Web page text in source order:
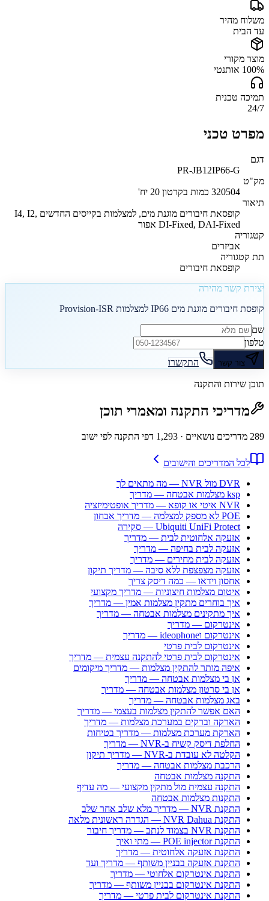
משלוח מהיר
עד הבית
מוצר מקורי
100% אותנטי
תמיכה טכנית
24/7
מפרט טכני
דגם
PR-JB12IP66-G
מק"ט
320504 כמות בקרטון 20 יח'
תיאור
קופסאת חיבורים מוגנת מים, למצלמות בקייסים החדשים I4, I2,
DI-Fixed, DAI-Fixed אפור
קטגוריה
אביזרים
תת קטגוריה
קופסאת חיבורים
יצירת קשר מהירה
קופסת חיבורים מוגנת מים IP66 למצלמות Provision-ISR
שם
טלפון
צור קשר התקשרו
תוכן שירות והתקנה
מדריכי התקנה ומאמרי תוכן
289 מדריכים נושאיים · 1,293 דפי התקנה לפי ישוב
לכל המדריכים והישובים
DVR מול NVR — מה מתאים לך
ksp מצלמות אבטחה — מדריך
NVR איטי או קופא — מדריך אופטימיזציה
POE לא מספק למצלמה — מדריך אבחון
Ubiquiti UniFi Protect — סקירה
אזעקה אלחוטית לבית — מדריך
אזעקה לבית בחיפה — מדריך
אזעקה לבית מחירים — מדריך
אזעקה מצפצפת ללא סיבה — מדריך תיקון
אחסון וידאו — כמה דיסק צריך
איטום מצלמות חיצוניות — מדריך מקצועי
איך בוחרים מתקין מצלמות אמין — מדריך
איך מתקינים מצלמות אבטחה — מדריך
אינטרקום — מדריך
אינטרקום וideophone — מדריך
אינטרקום לבית פרטי
אינטרקום לבית פרטי להתקנה עצמית — מדריך
איפה מותר להתקין מצלמות — מדריך מיקומים
אן בי מצלמות אבטחה — מדריך
אן בי סרטון מצלמות אבטחה — מדריך
באג מצלמות אבטחה — מדריך
האם אפשר להתקין מצלמות בעצמי — מדריך
הארקה וברקים במערכת מצלמות — מדריך
הארקת מערכת מצלמות — מדריך בטיחות
החלפת דיסק קשיח ב-NVR — מדריך
הקלטה לא עובדת ב-NVR — מדריך תיקון
הרכבת מצלמות אבטחה — מדריך
התקנה מצלמות אבטחה
התקנה עצמית מול מתקין מקצועי — מה עדיף
התקנות מצלמות אבטחה
התקנת NVR — מדריך מלא שלב אחר שלב
התקנת NVR Dahua — הגדרה ראשונית מלאה
התקנת NVR בצמוד לנתב — מדריך חיבור
התקנת POE injector — מתי ואיך
התקנת אזעקה אלחוטית — מדריך
התקנת אזעקה בבניין משותף — מדריך ועד
התקנת אינטרקום אלחוטי — מדריך
התקנת אינטרקום בבניין משותף — מדריך
התקנת אינטרקום לבית פרטי — מדריך